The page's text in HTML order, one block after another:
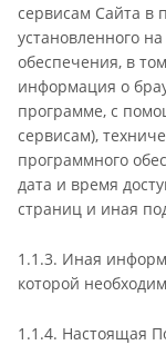
сервисам Сайта в
установленного
обеспечения, в
информация о
программе, с
сервисам),
программного
дата и время
страниц и иная
1.1.3. Иная
которой
1.1.4. Настоящая